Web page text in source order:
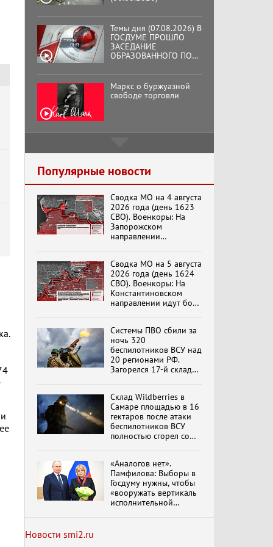
Темы дня (07.08.2026) В
ГОСДУМЕ ПРОШЛО
ЗАСЕДАНИЕ
ОБРАЗОВАННОГО ПО
ОБЩЕСТВЕННОГО
КОМИТЕТА ЗА
ОСВОБОЖДЕНИЕ
ПРЕЗИДЕНТА
Маркс о буржуазной
свободе торговли
кооператор
Хук слева: «Что и
требовалось доказать!»
(07.08.2026)
Бренды Советской
эпохи "Гжель"
«Изменимся или
вымрем»
К ГРАЖДАНАМ
Г.А. Зюганова,
Председателя ЦК
КПРФ Руководителя
фракции КПРФ в
Государственной Думе
РФ (28.07.2026)
Документальный
фильм "Империализм и
Бить смелее!
В.Баранец, В.Дандыкин,
Популярные новости
Сводка МО на 4 августа
2026 года (день 1623
СВО). Военкоры: На
Запорожском
направлении
Степногорска
Сводка МО на 5 августа
2026 года (день 1624
СВО). Военкоры: На
Константиновском
направлении идут бои
Системы ПВО сбили за
ночь 320
беспилотников ВСУ над
20 регионами РФ.
Загорелся 17-й склад
года
обновлено
Склад Wildberries в
Самаре площадью в 16
гектаров после атаки
беспилотников ВСУ
полностью сгорел со
«Аналогов нет».
Памфилова: Выборы в
Госдуму нужны, чтобы
«вооружать вертикаль
исполнительной
Новости smi2.ru